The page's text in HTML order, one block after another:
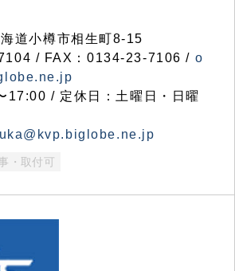
道小樽市相生町8-15
/ FAX：0134-23-7106 / o
17:00 / 定休日：土曜日・日曜
・取付可